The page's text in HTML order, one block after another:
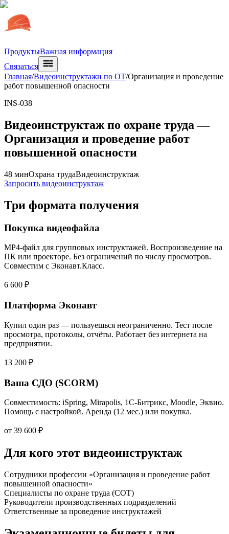
ПродуктыВажная информация
Связаться
Главная/Видеоинструктажи по ОТ/Организация и проведение
работ повышенной опасности
INS-038
Видеоинструктаж по охране труда —
Организация и проведение работ
повышенной опасности
48 минОхрана трудаВидеоинструктаж
Запросить видеоинструктаж
Три формата получения
Покупка видеофайла
MP4-файл для групповых инструктажей. Воспроизведение на
ПК или проекторе. Без ограничений по числу просмотров.
Совместим с Эконавт.Класс.
6 600 ₽
Платформа Эконавт
Купил один раз — пользуешься неограниченно. Тест после
просмотра, протоколы, отчёты. Работает без интернета на
предприятии.
13 200 ₽
Ваша СДО (SCORM)
Совместимость: iSpring, Mirapolis, 1С-Битрикс, Moodle, Эквио.
Помощь с настройкой. Аренда (12 мес.) или покупка.
от 39 600 ₽
Для кого этот видеоинструктаж
Сотрудники профессии «Организация и проведение работ
повышенной опасности»
Специалисты по охране труда (СОТ)
Руководители производственных подразделений
Ответственные за проведение инструктажей